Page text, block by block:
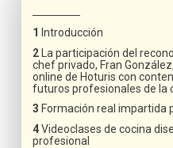
Introducción
La participación del
chef privado, Fran
online de Hoturis con
futuros profesionales de la
Formación real impartida
Videoclases de cocina
profesional